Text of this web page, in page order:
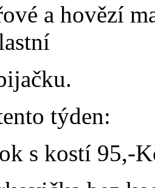
a hovězí
týden:
s kostí 95,-